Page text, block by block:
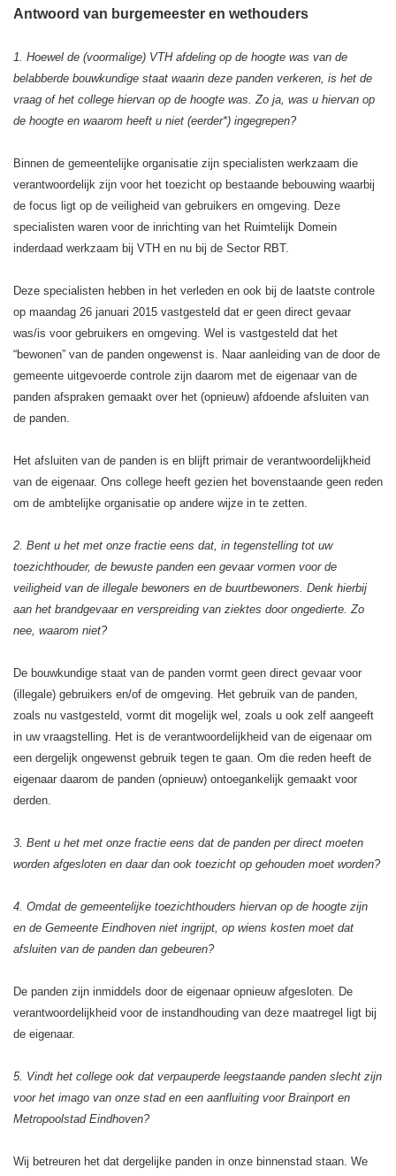
Antwoord van burgemeester en wethouders
1. Hoewel de (voormalige) VTH afdeling op de hoogte was van de
belabberde bouwkundige staat waarin deze panden verkeren, is het de
vraag of het college hiervan op de hoogte was. Zo ja, was u hiervan op
de hoogte en waarom heeft u niet (eerder*) ingegrepen?
Binnen de gemeentelijke organisatie zijn specialisten werkzaam die
verantwoordelijk zijn voor het toezicht op bestaande bebouwing waarbij
de focus ligt op de veiligheid van gebruikers en omgeving. Deze
specialisten waren voor de inrichting van het Ruimtelijk Domein
inderdaad werkzaam bij VTH en nu bij de Sector RBT.
Deze specialisten hebben in het verleden en ook bij de laatste controle
op maandag 26 januari 2015 vastgesteld dat er geen direct gevaar
was/is voor gebruikers en omgeving. Wel is vastgesteld dat het
“bewonen” van de panden ongewenst is. Naar aanleiding van de door de
gemeente uitgevoerde controle zijn daarom met de eigenaar van de
panden afspraken gemaakt over het (opnieuw) afdoende afsluiten van
de panden.
Het afsluiten van de panden is en blijft primair de verantwoordelijkheid
van de eigenaar. Ons college heeft gezien het bovenstaande geen reden
om de ambtelijke organisatie op andere wijze in te zetten.
2. Bent u het met onze fractie eens dat, in tegenstelling tot uw
toezichthouder, de bewuste panden een gevaar vormen voor de
veiligheid van de illegale bewoners en de buurtbewoners. Denk hierbij
aan het brandgevaar en verspreiding van ziektes door ongedierte. Zo
nee, waarom niet?
De bouwkundige staat van de panden vormt geen direct gevaar voor
(illegale) gebruikers en/of de omgeving. Het gebruik van de panden,
zoals nu vastgesteld, vormt dit mogelijk wel, zoals u ook zelf aangeeft
in uw vraagstelling. Het is de verantwoordelijkheid van de eigenaar om
een dergelijk ongewenst gebruik tegen te gaan. Om die reden heeft de
eigenaar daarom de panden (opnieuw) ontoegankelijk gemaakt voor
derden.
3. Bent u het met onze fractie eens dat de panden per direct moeten
worden afgesloten en daar dan ook toezicht op gehouden moet worden?
4. Omdat de gemeentelijke toezichthouders hiervan op de hoogte zijn
en de Gemeente Eindhoven niet ingrijpt, op wiens kosten moet dat
afsluiten van de panden dan gebeuren?
De panden zijn inmiddels door de eigenaar opnieuw afgesloten. De
verantwoordelijkheid voor de instandhouding van deze maatregel ligt bij
de eigenaar.
5. Vindt het college ook dat verpauperde leegstaande panden slecht zijn
voor het imago van onze stad en een aanfluiting voor Brainport en
Metropoolstad Eindhoven?
Wij betreuren het dat dergelijke panden in onze binnenstad staan. We